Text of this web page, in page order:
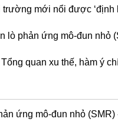
mới nổi được
lò phản ứng mô-đun nhỏ
quan xu thế, hàm ý
ứng mô-đun nhỏ